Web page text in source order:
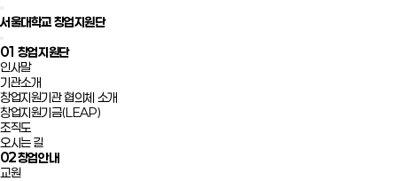
서울대학교 창업지원단
01 창업지원단
인사말
기관소개
창업지원기관 협의체 소개
창업지원기금(LEAP)
조직도
오시는 길
02창업안내
교원